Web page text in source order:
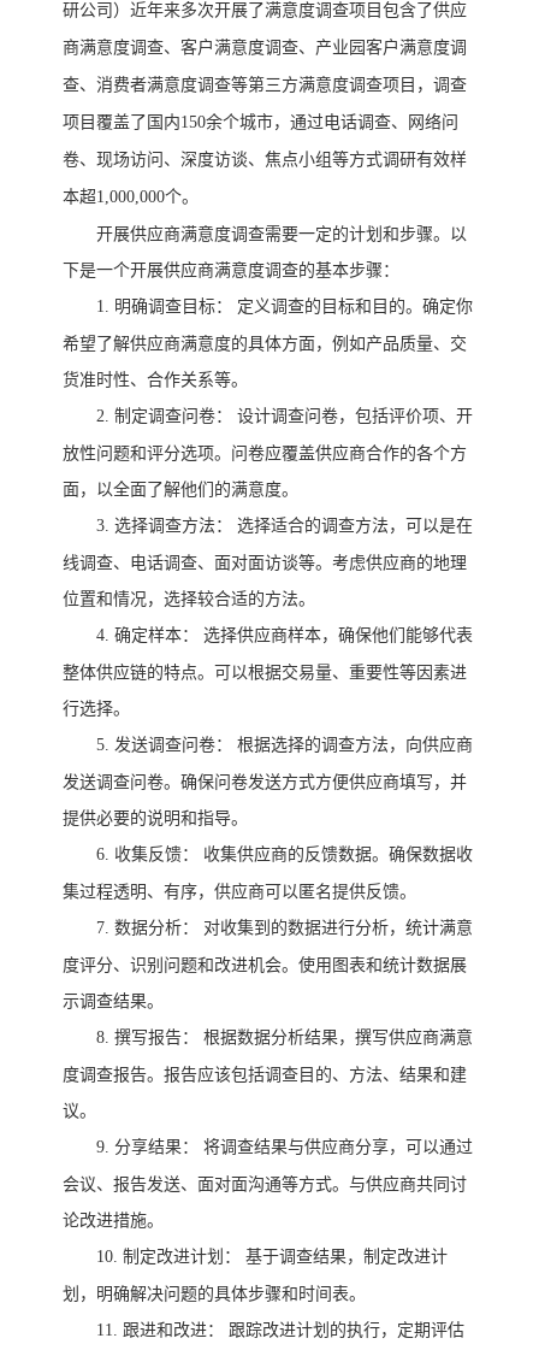
研公司 ） 近年来多次开展了满意度调查项目包含了供应
商满意度调查、客户满意度调查、产业园客户满意度调
查、消费者满意度调查等第三方满意度调查项目，调查
项目覆盖了国内150余个城市，通过电话调查、网络问
卷、现场访问、深度访谈、焦点小组等方式调研有效样
本超1,000,000个。
开展供应商满意度调查需要一定的计划和步骤。以
下是一个开展供应商满意度调查的基本步骤：
1. 明确调查目标： 定义调查的目标和目的。确定你
希望了解供应商满意度的具体方面，例如产品质量、交
货准时性、合作关系等。
2. 制定调查问卷： 设计调查问卷，包括评价项、开
放性问题和评分选项。问卷应覆盖供应商合作的各个方
面，以全面了解他们的满意度。
3. 选择调查方法： 选择适合的调查方法，可以是在
线调查、电话调查、面对面访谈等。考虑供应商的地理
位置和情况，选择较合适的方法。
4. 确定样本： 选择供应商样本，确保他们能够代表
整体供应链的特点。可以根据交易量、重要性等因素进
行选择。
5. 发送调查问卷： 根据选择的调查方法，向供应商
发送调查问卷。确保问卷发送方式方便供应商填写，并
提供必要的说明和指导。
6. 收集反馈： 收集供应商的反馈数据。确保数据收
集过程透明、有序，供应商可以匿名提供反馈。
7. 数据分析： 对收集到的数据进行分析，统计满意
度评分、识别问题和改进机会。使用图表和统计数据展
示调查结果。
8. 撰写报告： 根据数据分析结果，撰写供应商满意
度调查报告。报告应该包括调查目的、方法、结果和建
议。
9. 分享结果： 将调查结果与供应商分享，可以通过
会议、报告发送、面对面沟通等方式。与供应商共同讨
论改进措施。
10. 制定改进计划： 基于调查结果，制定改进计
划，明确解决问题的具体步骤和时间表。
11. 跟进和改进： 跟踪改进计划的执行，定期评估